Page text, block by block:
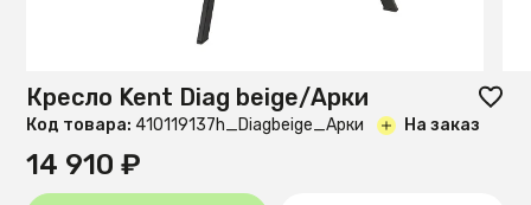
Кресло Kent Diag beige/Арки
Код товара: 410119137h_Diagbeige_Арки На заказ
14 910 ₽